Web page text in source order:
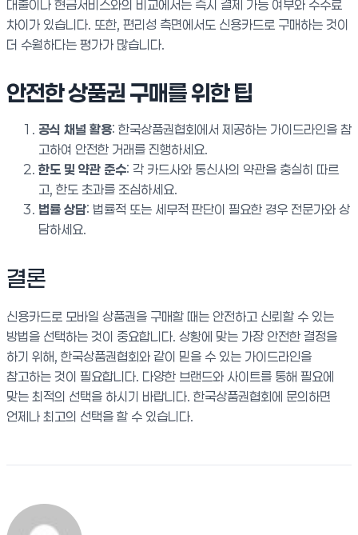
대출이나 현금서비스와의 비교에서는 즉시 결제 가능 여부와 수수료
차이가 있습니다. 또한, 편리성 측면에서도 신용카드로 구매하는 것이
더 수월하다는 평가가 많습니다.
안전한 상품권 구매를 위한 팁
공식 채널 활용: 한국상품권협회에서 제공하는 가이드라인을 참
고하여 안전한 거래를 진행하세요.
한도 및 약관 준수: 각 카드사와 통신사의 약관을 충실히 따르
고, 한도 초과를 조심하세요.
법률 상담: 법률적 또는 세무적 판단이 필요한 경우 전문가와 상
담하세요.
결론
신용카드로 모바일 상품권을 구매할 때는 안전하고 신뢰할 수 있는
방법을 선택하는 것이 중요합니다. 상황에 맞는 가장 안전한 결정을
하기 위해, 한국상품권협회와 같이 믿을 수 있는 가이드라인을
참고하는 것이 필요합니다. 다양한 브랜드와 사이트를 통해 필요에
맞는 최적의 선택을 하시기 바랍니다. 한국상품권협회에 문의하면
언제나 최고의 선택을 할 수 있습니다.